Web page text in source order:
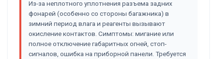
Из-за неплотного уплотнения разъема задних
фонарей (особенно со стороны багажника) в
зимний период влага и реагенты вызывают
окисление контактов. Симптомы: мигание или
полное отключение габаритных огней, стоп-
сигналов, ошибка на приборной панели. Требуется